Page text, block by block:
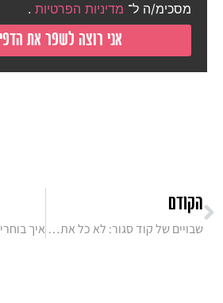
מסכימ/ה ל־ מדיניות הפרטיות .
אני רוצה לשפר את
הקודם
שבויים של קוד סגור: לא כל אתר שבנית – באמת שייך לך